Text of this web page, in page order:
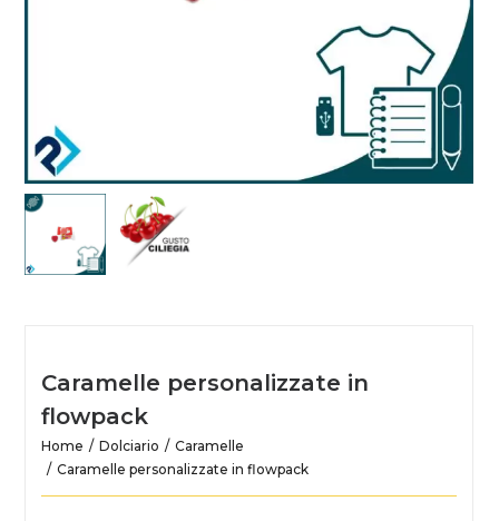
Caramelle personalizzate in
flowpack
Home Dolciario
Caramelle
Caramelle personalizzate in flowpack